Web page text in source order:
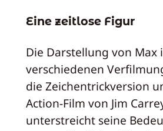
Eine zeitlose Figur
Die Darstellung von Max
verschiedenen
die Zeichentrickversion
Action-Film von Jim
unterstreicht seine